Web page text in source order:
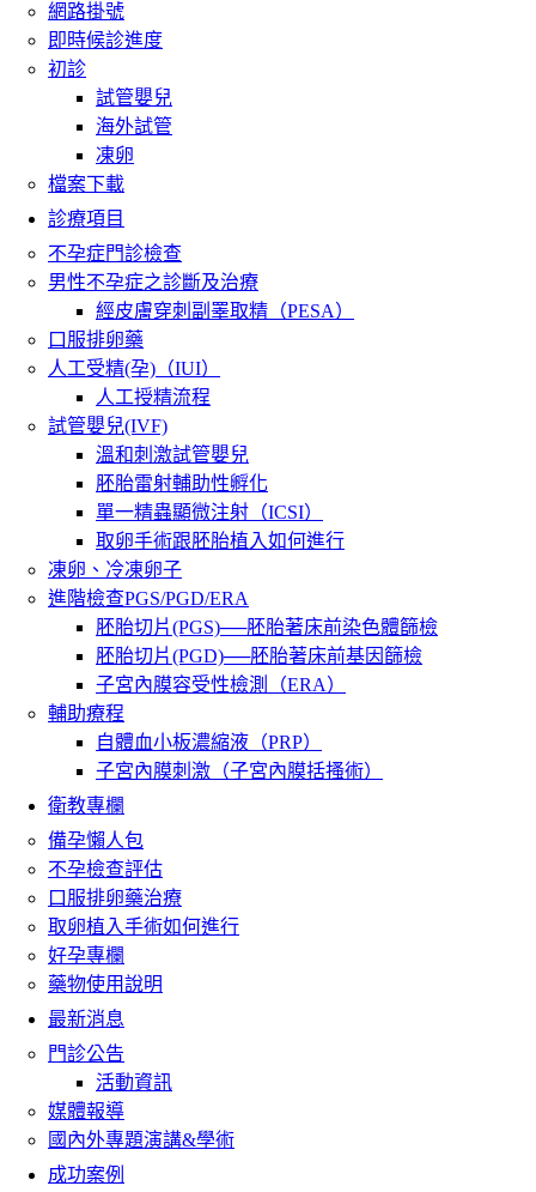
網路掛號
即時候診進度
初診
試管嬰兒
海外試管
凍卵
檔案下載
診療項目
不孕症門診檢查
男性不孕症之診斷及治療
經皮膚穿刺副睪取精（PESA）
口服排卵藥
人工受精(孕)（IUI）
人工授精流程
試管嬰兒(IVF)
溫和刺激試管嬰兒
胚胎雷射輔助性孵化
單一精蟲顯微注射（ICSI）
取卵手術跟胚胎植入如何進行
凍卵、冷凍卵子
進階檢查PGS/PGD/ERA
胚胎切片(PGS)──胚胎著床前染色體篩檢
胚胎切片(PGD)──胚胎著床前基因篩檢
子宮內膜容受性檢測（ERA）
輔助療程
自體血小板濃縮液（PRP）
子宮內膜刺激（子宮內膜括搔術）
衛教專欄
備孕懶人包
不孕檢查評估
口服排卵藥治療
取卵植入手術如何進行
好孕專欄
藥物使用說明
最新消息
門診公告
活動資訊
媒體報導
國內外專題演講&學術
成功案例